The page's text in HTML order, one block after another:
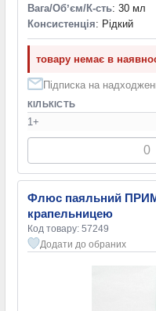
Вага/Обʼєм/К-сть: 30 мл
Консистенція: Рідкий
товару немає в
Підписка на
КІЛЬКІСТЬ
1+
Флюс паяльний
крапельницею
Код товару: 57249
Додати до обраних